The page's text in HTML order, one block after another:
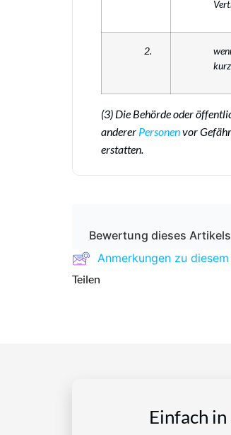
2.
(3) Die Behörde oder
anderer Personenvor
erstatten.
Bewertung dieses Artikels
Anmerkungen zu
Teilen
Einfach